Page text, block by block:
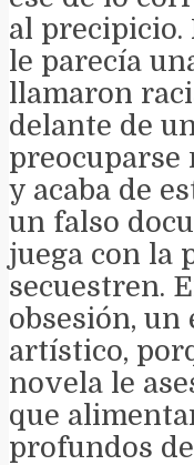
al precipicio.
le parecía
llamaron
delante de
preocuparse
y acaba de
un falso
juega con la
secuestren.
obsesión,
artístico,
novela le
que
profundos